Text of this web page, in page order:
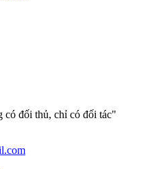
đối thủ, chỉ có đối tác"